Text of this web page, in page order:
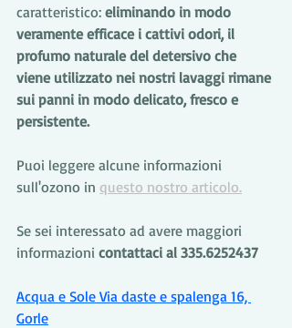
caratteristico: eliminando in modo
veramente efficace i cattivi odori, il
profumo naturale del detersivo che
viene utilizzato nei nostri lavaggi rimane
sui panni in modo delicato, fresco e
persistente.
Puoi leggere alcune informazioni
sull'ozono in questo nostro articolo.
Se sei interessato ad avere maggiori
informazioni contattaci al 335.6252437
Acqua e Sole Via daste e spalenga 16,
Gorle